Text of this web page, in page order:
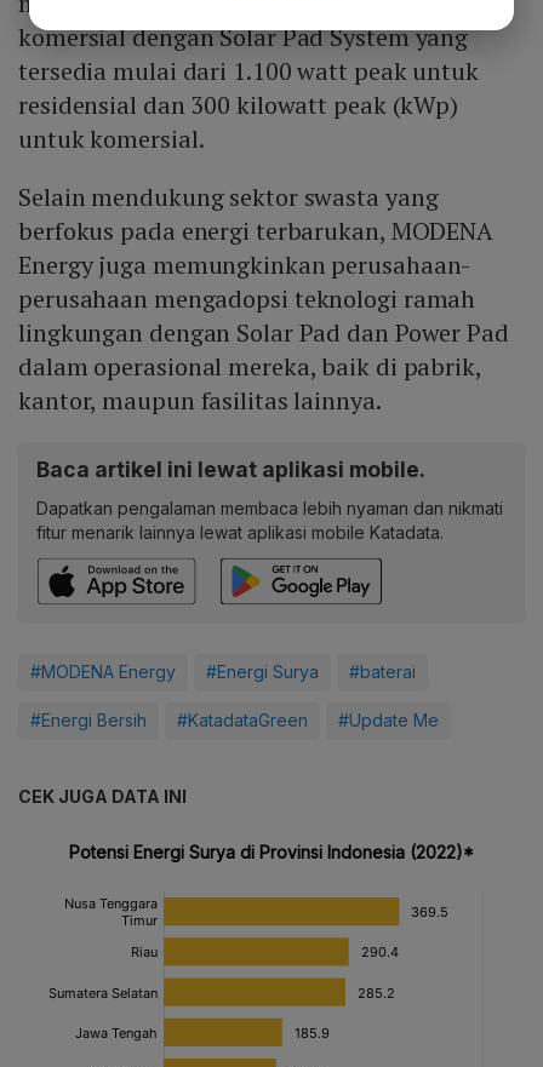
komersial dengan Solar Pad System yang
tersedia mulai dari 1.100 watt peak untuk
residensial dan 300 kilowatt peak (kWp)
untuk komersial.
Selain mendukung sektor swasta yang
berfokus pada energi terbarukan, MODENA
Energy juga memungkinkan perusahaan-
perusahaan mengadopsi teknologi ramah
lingkungan dengan Solar Pad dan Power Pad
dalam operasional mereka, baik di pabrik,
kantor, maupun fasilitas lainnya.
Baca artikel ini lewat aplikasi mobile.
Dapatkan pengalaman membaca lebih nyaman dan nikmati
fitur menarik lainnya lewat aplikasi mobile Katadata.
#MODENA Energy #Energi Surya #baterai
#Energi Bersih #KatadataGreen #Update Me
CEK JUGA DATA INI